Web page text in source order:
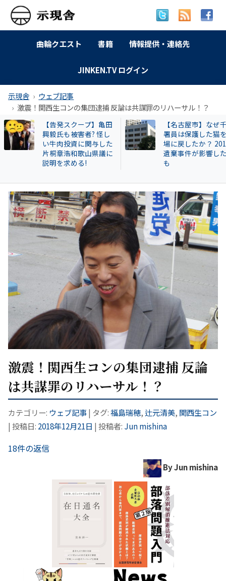
曲輪クエスト 書籍 情報提供・連絡先
JINKEN.TV ログイン
示現舎
ウェブ記事
激震！関西生コンの集団逮捕 反論は共謀罪のリハーサル！？
【告発スクープ】亀田
興毅氏も被害者? 怪し
い牛肉投資に関与した
片桐章浩和歌山県議に
説明を求める!
【名古屋市】なぜ
署員は保護した猫
場に戻したか？
遺棄事件が影響し
も
激震！関西生コンの集団逮捕 反論
は共謀罪のリハーサル！？
カテゴリー: ウェブ記事| タグ:福島瑞穂,辻元清美, 関西生コン
| 投稿日: 2018年12月21日 | 投稿者: Jun mishina
18件の返信
By Jun mishina